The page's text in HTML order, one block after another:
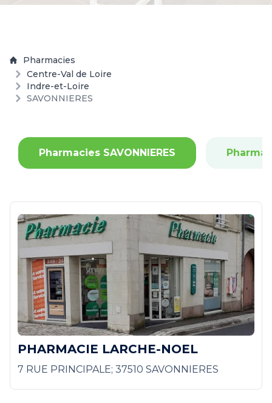
Pharmacies
Centre-Val de Loire
Indre-et-Loire
SAVONNIERES
Pharmacies SAVONNIERES
PHARMACIE LARCHE-NOEL
7 RUE PRINCIPALE; 37510 SAVONNIERES